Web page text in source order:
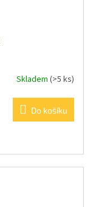
Skladem (>5 ks)
Do košíku